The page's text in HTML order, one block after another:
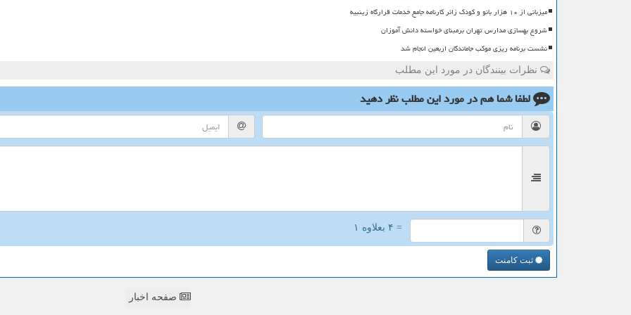
میزبانی از ۱۰ هزار بانو و کودک زائر کارنامه جامع خدمات قرارگاه زینبیه
شروع بهسازی مدارس تهران برمبنای خواسته دانش آموزان
نشست برنامه ریزی موکب جاماندگان اربعین انجام شد
نظرات بینندگان در مورد این مطلب
لطفا شما همدر مورد این مطلبنظر دهید
= ۴ بعلاوه ۱
ثبت کامنت
صفحه اخبار